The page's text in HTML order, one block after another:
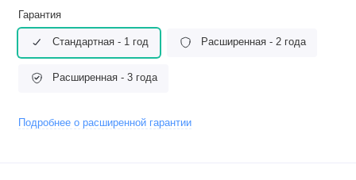
Гарантия
Стандартная - 1 год Расширенная - 2 года
Расширенная - 3 года
Подробнее о расширенной гарантии